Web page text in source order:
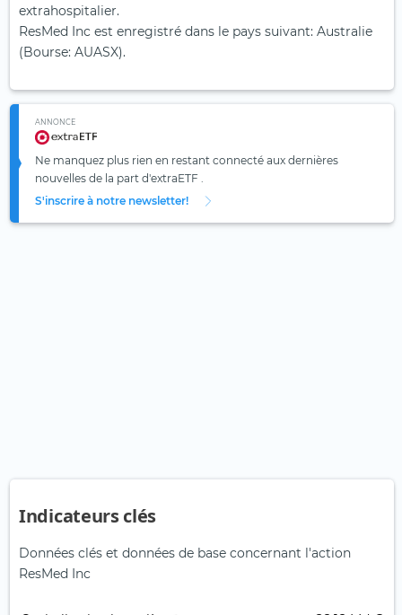
extrahospitalier.
ResMed Inc est enregistré dans le pays suivant: Australie
(Bourse: AUASX).
ANNONCE
Ne manquez plus rien en restant connecté aux dernières
nouvelles de la part d'extraETF .
S'inscrire à notre newsletter!
Indicateurs clés
Données clés et données de base concernant l'action
ResMed Inc